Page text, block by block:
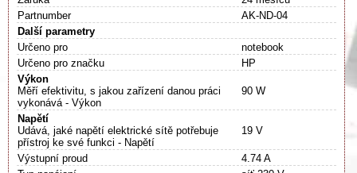
Partnumber
AK-ND-04
Další parametry
Určeno pro
notebook
Určeno pro značku
HP
Výkon
Měří efektivitu, s jakou zařízení danou práci
vykonává - Výkon
90 W
Napětí
Udává, jaké napětí elektrické sítě potřebuje
přístroj ke své funkci - Napětí
19 V
Výstupní proud
4.74 A